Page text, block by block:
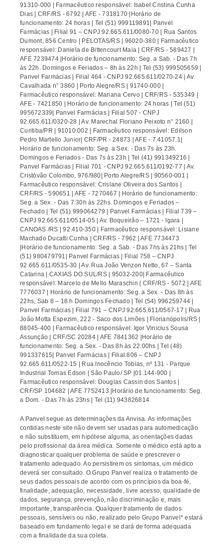
91310-000 | Farmacêutico responsável: Isabel Cristina Cunha
Dias | CRF/RS - 6792 | AFE - 7318170 |Horário de
funcionamento: 24 horas | Tel (51) 999119891| Panvel
Farmácias | Filial 91 – CNPJ 92.665.611/0080-70 | Rua Santos
Dumont, 856 Centro | PELOTAS/RS | 96020-380 | Farmacêutico
responsável: Daniela de Bittencourt Maia | CRF/RS - 589427 |
AFE 7239474 |Horário de funcionamento: Seg. a Sab. - Das 7h
às 22h. Domingos e Feriados – 8h às 22h | Tel (53) 999505659 |
Panvel Farmácias | Filial 464 - CNPJ 92.665.611/0270-24 | Av.
Cavalhada n° 3860 | Porto Alegre/RS | 91740-000 |
Farmacêutico responsável: Mariana Cervo | CRF/RS - 535349 |
AFE - 7421850 | Horário de funcionamento: 24 horas | Tel (51)
995672339| Panvel Farmácias | Filial 507 - CNPJ
92.665.611/0320-28 | Av. Marechal Floriano Peixoto n° 2160 |
Curitiba/PR | 91010.002 | Farmacêutico responsável: Edilson
Pedro Martello Junior| CRF/PR - 24873 | AFE - 7.41057.1|
Horário de funcionamento: Seg. a Sex. - Das 7s às 23h.
Domingos e Feriados - Das 7s às 23h | Tel (41) 991349216 |
Panvel Farmácias | Filial 701 - CNPJ 92.665.611/0192-77 | Av.
Cristóvão Colombo, 976/980| Porto Alegre/RS | 90560-001 |
Farmacêutico responsável: Crislane Oliveira dos Santos |
CRF/RS - 590651 | AFE - 7270467 | Horário de funcionamento:
Seg. a Sex. - Das 7:30h às 22hs. Domingos e Feriados –
Fechado | Tel (51) 999064279 | Panvel Farmácias | Filial 739 –
CNPJ 92.665.611/0514-05 | Av. Boqueirão – 1721 - Igara |
CANOAS /RS | 92.410-350 | Farmacêutico responsável: Lisiane
Machado Ducatti Cunha | CRF/RS - 7962 | AFE 7734473
|Horário de funcionamento: Seg. a Sab. - Das 7hs às 21hs | Tel
(51) 980479791| Panvel Farmácias | Filial 758 – CNPJ
92.665.611/0535-30 | Av. Rua João Venzon Netto, 67 – Santa
Catarina | CAXIAS DO SUL/RS | 95032-200| Farmacêutico
responsável: Marcelo de Mello Maraschin | CRF/RS - 5072 | AFE
7776037 | Horário de funcionamento: Seg. a Sex. - Das 8h às
22hs, Sab 8 – 18 h Domingos Fechado | Tel (54) 996259744 |
Panvel Farmácias | Filial 791 – CNPJ 92.665.611/0567-17 | Rua
João Motta Espezim, 222 - Saco dos Limões | Florianópolis/RS |
88045-400 | Farmacêutico responsável: Igor Vinicius Sousa
Assunção | CRF/SC 20284 | AFE 7841362 |Horário de
funcionamento: Seg. a Sex. - Das 8h às 22:00hs | Tel (48)
991337615| Panvel Farmácias | Filial 806 – CNPJ
92.665.611/0522-15 | Rua Inocêncio Tobias, nº 131 - Parque
Industrial Tomas Edson | São Paulo/ SP |01.144-900 |
Farmacêutico responsável: Douglas Cassin dos Santos |
CRF/SP 104682 | AFE 7752413 |Horário de funcionamento: Seg.
a Dom. - Das 7h às 23hs | Tel (11) 943826814
A Panvel segue as determinações da Anvisa. As informações
contidas neste site não devem ser usadas para automedicação
e não substituem, em hipótese alguma, as orientações dadas
pelo profissional da área médica. Somente o médico está apto a
diagnosticar qualquer problema de saúde e prescrever o
tratamento adequado. Ao persistirem os sintomas, um médico
deverá ser consultado. O Grupo Panvel realiza o tratamento de
seus dados pessoais de acordo com os princípios da boa-fé,
finalidade, adequação, necessidade, livre acesso, qualidade de
dados, segurança, prevenção, não discriminação e, mais
importante, transparência. Qualquer tratamento de dados
pessoais, sensíveis ou não, realizado pelo Grupo Panvel* estará
baseado em fundamento legal e se dará de forma adequada
com a finalidade da sua coleta.